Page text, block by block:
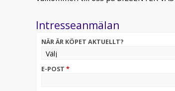
Intresseanmälan
NÄR ÄR KÖPET AKTUELLT?
E-POST *